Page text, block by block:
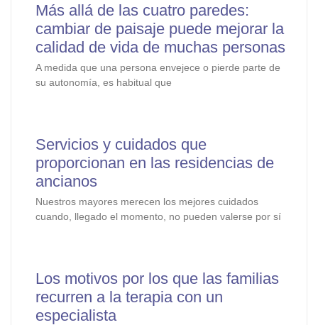
Más allá de las cuatro paredes:
cambiar de paisaje puede mejorar la
calidad de vida de muchas personas
A medida que una persona envejece o pierde parte de
su autonomía, es habitual que
Servicios y cuidados que
proporcionan en las residencias de
ancianos
Nuestros mayores merecen los mejores cuidados
cuando, llegado el momento, no pueden valerse por sí
Los motivos por los que las familias
recurren a la terapia con un
especialista